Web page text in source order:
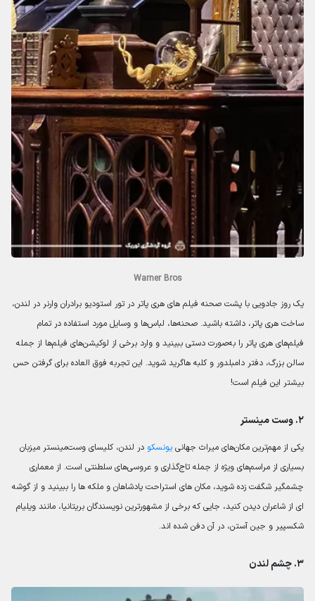
Warner Bros
یک روز جادویی با پشت صحنه فیلم های هری پاتر در تور استودیو برادران وارنر در لندن،
ساخت هری پاتر، داشته باشید. صحنه‌ها، لباس‌ها و وسایل مورد استفاده در تمام
فیلم‌های هری پاتر را به‌صورت دستی ببینید و وارد برخی از لوکیشن‌های فیلم‌ها از جمله
سالن بزرگ، دفتر دامبلدور و کلبه هاگرید شوید. این تجربه فوق العاده برای گرفتن حس
بیشتر این فیلم است!
۲. وست مینستر
یکی از مهم‌ترین مکان‌های میراث جهانی یونسکو در لندن، کلیسای وست‌مینستر میزبان
بسیاری از مراسم‌های ویژه از جمله تاج‌گذاری و عروسی‌های سلطنتی است. از معماری
چشمگیر شگفت زده شوید، مکان های استراحت پادشاهان و ملکه ها را ببینید و از گوشه
ای از شاعران دیدن کنید، جایی که برخی از مشهورترین نویسندگان بریتانیا، مانند ویلیام
شکسپیر و جین آستن، در آن دفن شده اند.
۳. چشم لندن